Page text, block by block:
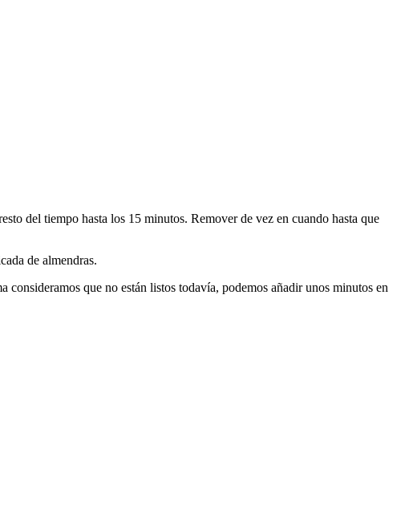
del tiempo hasta los 15 minutos. Remover de vez en cuando hasta que
de almendras.
que no están listos todavía, podemos añadir unos minutos en